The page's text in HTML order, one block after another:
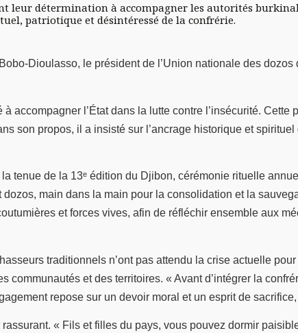
détermination à accompagner les autorités
patriotique et désintéressé de la confrérie.
Dioulasso, le président de l’Union nationale des
accompagner l’État dans la lutte contre l’insécurité.
son propos, il a insisté sur l’ancrage historique et
tenue de la 13ᵉ édition du Djibon, cérémonie rituelle
main dans la main pour la consolidation et la
et forces vives, afin de réfléchir ensemble aux
traditionnels n’ont pas attendu la crise actuelle
communautés et des territoires. « Avant d’intégrer la
repose sur un devoir moral et un esprit de
« Fils et filles du pays, vous pouvez dormir